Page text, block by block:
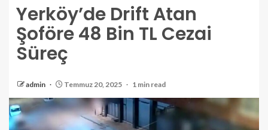
Yerköy’de Drift Atan
Şoföre 48 Bin TL Cezai
Süreç
admin Temmuz 20, 2025 1 min read